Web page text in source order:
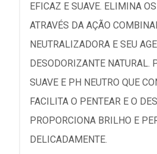
EFICAZ E SUAVE. ELIMINA
ATRAVÉS DA AÇÃO
NEUTRALIZADORA E SEU
DESODORIZANTE NATURAL.
SUAVE E PH NEUTRO QUE
FACILITA O PENTEAR E O
PROPORCIONA BRILHO E
DELICADAMENTE.